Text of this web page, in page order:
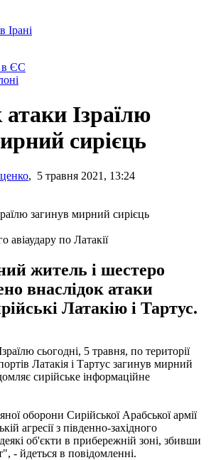
Ірані
в ЄС
атаки Ізраїлю
сирієць
, 5 травня 2021, 13:24
авіаудару по Латакії
житель і шестеро
внаслідок атаки
Латакію і Тартус.
сьогодні, 5 травня, по території
Латакія і Тартус загинув мирний
сирійське інформаційне
оборони Сирійської Арабської армії
агресії з південно-західного
об'єкти в прибережній зоні, збивши
- йдеться в повідомленні.